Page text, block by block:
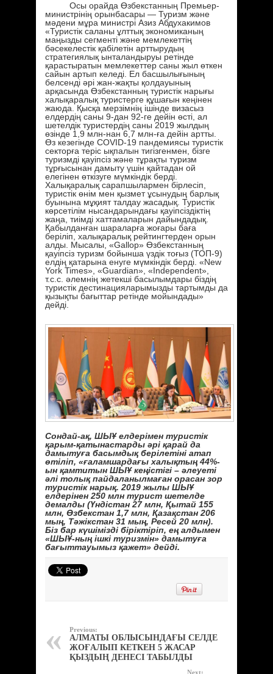
Осы орайда Өзбекстанның Премьер-
министрінің орынбасары — Туризм және
мәдени мұра министрі Азиз Абдухакимов
«Туристік саланы ұлттық экономиканың
маңызды сегменті және мемлекеттің
бәсекелестік қабілетін арттырудың
стратегиялық ынталандыруы ретінде
қарастыратын мемлекеттер саны жыл өткен
сайын артып келеді. Ел басшылығының
белсенді әрі жан-жақты қолдауының
арқасында Өзбекстанның туристік нарығы
халықаралық туристерге құшағын кеңінен
жаюда. Қысқа мерзімнің ішінде визасыз
елдердің саны 9-дан 92-ге дейін өсті, ал
шетелдік туристердің саны 2019 жылдың
өзінде 1,9 млн-нан 6,7 млн-ға дейін артты.
Өз кезегінде СOVID-19 пандемиясы туристік
секторға теріс ықпалын тигізгенмен, бізге
туризмді қауіпсіз және тұрақты туризм
тұрғысынан дамыту үшін қайтадан ой
елегінен өткізуге мүмкіндік берді.
Халықаралық сарапшылармен бірлесіп,
туристік өнім мен қызмет ұсынудың барлық
буынына мұқият талдау жасадық. Туристік
көрсетілім нысандарындағы қауіпсіздіктің
жаңа, тиімді хаттамаларын дайындадық.
Қабылданған шараларға жоғары баға
беріліп, халықаралық рейтингтерден орын
алды. Мысалы, «Gallop» Өзбекстанның
қауіпсіз туризм бойынша үздік тоғыз (ТОП-9)
елдің қатарына енуге мүмкіндік берді. «New
York Times», «Guardian», «Independent»,
т.с.с. әлемнің жетекші басылымдары біздің
туристік дестинацияларымызды тартымды да
қызықты бағыттар ретінде мойындады»
дейді.
Сондай-ақ, ШЫҰ елдерімен туристік
қарым-қатынастарды әрі қарай да
дамытуға басымдық берілетіні атап
өтіліп, «ғаламшардағы халықтың 44%-
ын қамтитын ШЫҰ кеңістігі – әлеуеті
әлі толық пайдаланылмаған орасан зор
туристік нарық. 2019 жылы ШЫҰ
елдерінен 250 млн турист шетелде
демалды (Үндістан 27 млн, Қытай 155
млн, Өзбекстан 1,7 млн, Қазақстан 206
мың, Тәжікстан 31 мың, Ресей 20 млн).
Біз бар күшімізді біріктіріп, ең алдымен
«ШЫҰ-ның ішкі туризмін» дамытуға
бағыттауымыз қажет» дейді.
Previous:
АЛМАТЫ ОБЛЫСЫНДАҒЫ СЕЛДЕ
ЖОҒАЛЫП КЕТКЕН 5 ЖАСАР
ҚЫЗДЫҢ ДЕНЕСІ ТАБЫЛДЫ
Next: